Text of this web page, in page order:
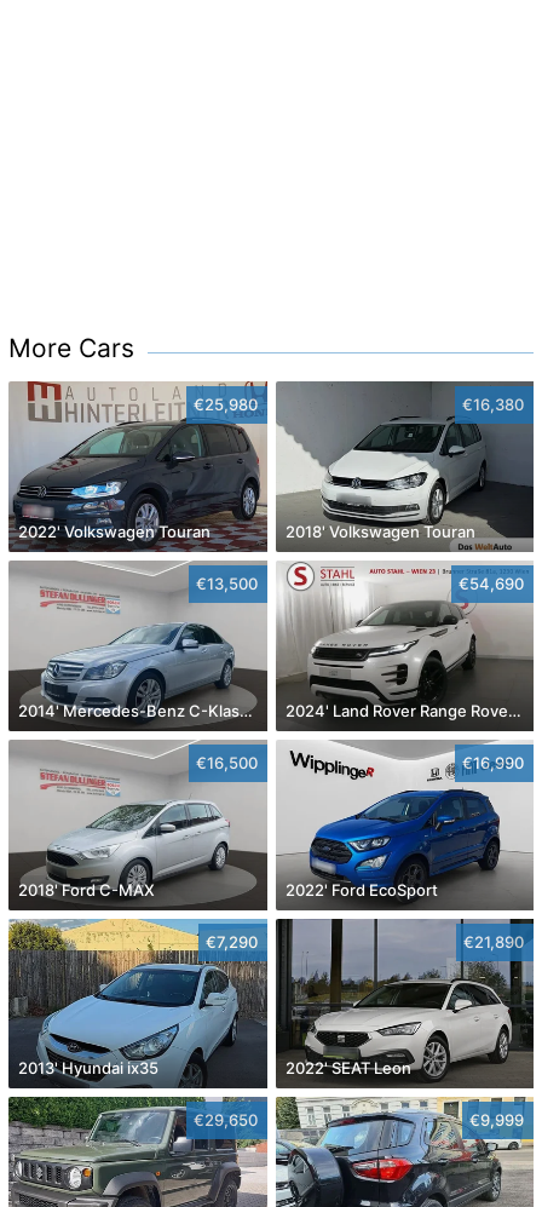
More Cars
€25,980
2022' Volkswagen Touran
€16,380
2018' Volkswagen Touran
€13,500
2014' Mercedes-Benz C-Klasse
€54,690
2024' Land Rover Range Rover Evoque
€16,500
2018' Ford C-MAX
€16,990
2022' Ford EcoSport
€7,290
2013' Hyundai ix35
€21,890
2022' SEAT Leon
€29,650 €9,999